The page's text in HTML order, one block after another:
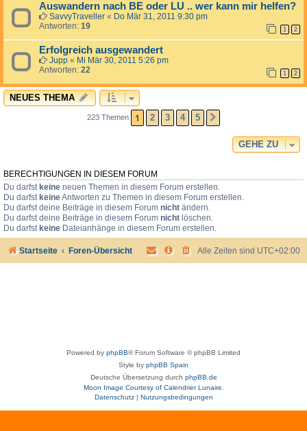
Auswandern nach BE oder LU .. wer kann mir helfen?
SavvyTraveller « Do Mär 31, 2011 9:30 pm
Antworten: 19 1 2
Erfolgreich ausgewandert
Jupp « Mi Mär 30, 2011 5:26 pm
Antworten: 22 1 2
NEUES THEMA
223 Themen 1 2 3 4 5
GEHE ZU
BERECHTIGUNGEN IN DIESEM FORUM
Du darfst keine neuen Themen in diesem Forum erstellen.
Du darfst keineAntworten zu Themen in diesem Forum erstellen.
Du darfst deine Beiträge in diesem Forum nicht ändern.
Du darfst deine Beiträge in diesem Forum nicht löschen.
Du darfst keine Dateianhänge in diesem Forum erstellen.
Startseite Foren-Übersicht Alle Zeiten sind UTC+02:00
Powered by phpBB® Forum Software © phpBB Limited
Style by phpBB Spain
Deutsche Übersetzung durch phpBB.de
Moon Image Courtesy of Calendrier Lunaire.
Datenschutz| Nutzungsbedingungen